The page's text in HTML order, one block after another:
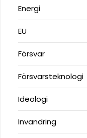
Energi
EU
Försvar
Försvarsteknologi
Ideologi
Invandring